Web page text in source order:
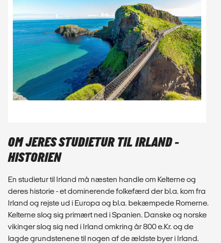
OM JERES STUDIETUR TIL IRLAND -
HISTORIEN
En studietur til Irland må næsten handle om Kelterne og
deres historie - et dominerende folkefærd der bl.a. kom fra
Irland og rejste ud i Europa og bl.a. bekæmpede Romerne.
Kelterne slog sig primært ned i Spanien. Danske og norske
vikinger slog sig ned i Irland omkring år 800 e.Kr. og de
lagde grundstenene til nogen af de ældste byer i Irland.